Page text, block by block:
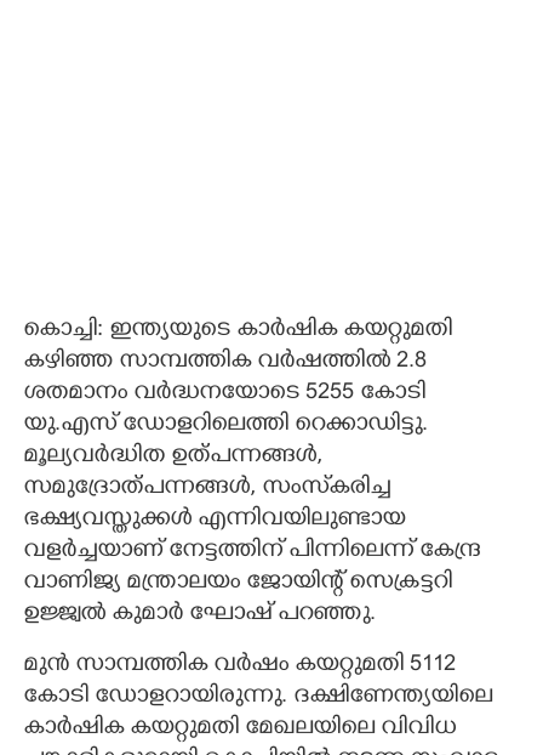
കൊച്ചി: ഇന്ത്യയുടെ കാർഷിക കയറ്റുമതി
കഴിഞ്ഞ സാമ്പത്തിക വർഷത്തിൽ 2.8
ശതമാനം വർദ്ധനയോടെ 5255 കോടി
യു.എസ് ഡോളറിലെത്തി റെക്കാഡിട്ടു.
മൂല്യവർദ്ധിത ഉത്പന്നങ്ങൾ,
സമുദ്രോത്പന്നങ്ങൾ, സംസ്‌കരിച്ച
ഭക്ഷ്യവസ്തുക്കൾ എന്നിവയിലുണ്ടായ
വളർച്ചയാണ് നേട്ടത്തിന് പിന്നിലെന്ന് കേന്ദ്ര
വാണിജ്യ മന്ത്രാലയം ജോയിന്റ് സെക്രട്ടറി
ഉജ്ജ്വൽ കുമാർ ഘോഷ് പറഞ്ഞു.
മുൻ സാമ്പത്തിക വർഷം കയറ്റുമതി 5112
കോടി ഡോളറായിരുന്നു. ദക്ഷിണേന്ത്യയിലെ
കാർഷിക കയറ്റുമതി മേഖലയിലെ വിവിധ